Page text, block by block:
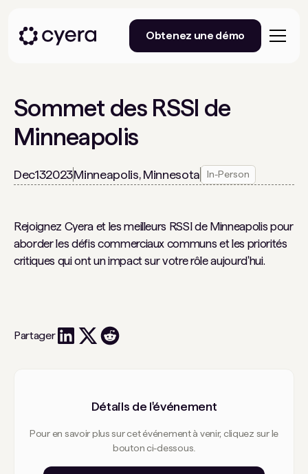
Obtenez une démo
Sommet des RSSI de
Minneapolis
Dec132023Minneapolis, Minnesota In-Person
Rejoignez Cyera et les meilleurs RSSI de Minneapolis pour
aborder les défis commerciaux communs et les priorités
critiques qui ont un impact sur votre rôle aujourd'hui.
Partager
Détails de l'événement
Pour en savoir plus sur cet événement à venir, cliquez sur le
bouton ci-dessous.